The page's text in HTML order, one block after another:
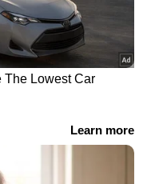
രണ്ട്